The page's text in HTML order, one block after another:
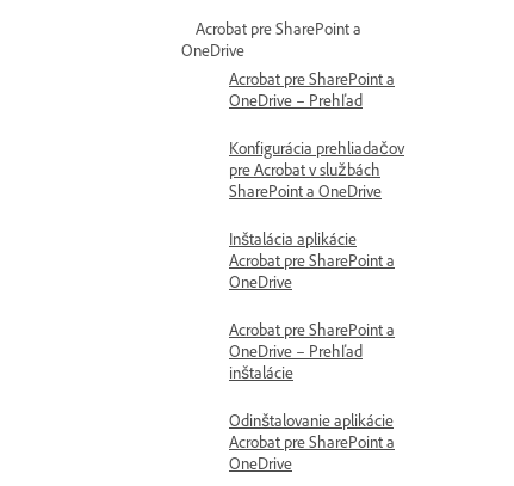
Acrobat pre SharePoint a
OneDrive
Acrobat pre SharePoint a
OneDrive – Prehľad
Konfigurácia prehliadačov
pre Acrobat v službách
SharePoint a OneDrive
Inštalácia aplikácie
Acrobat pre SharePoint a
OneDrive
Acrobat pre SharePoint a
OneDrive – Prehľad
inštalácie
Odinštalovanie aplikácie
Acrobat pre SharePoint a
OneDrive